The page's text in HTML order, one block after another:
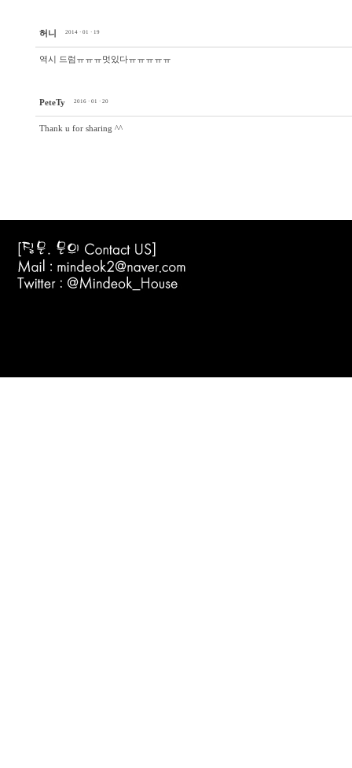
허니 2014 · 01 · 19
역시 드럼ㅠㅠㅠ멋있다ㅠㅠㅠㅠㅠ
PeteTy 2016 · 01 · 20
Thank u for sharing ^^